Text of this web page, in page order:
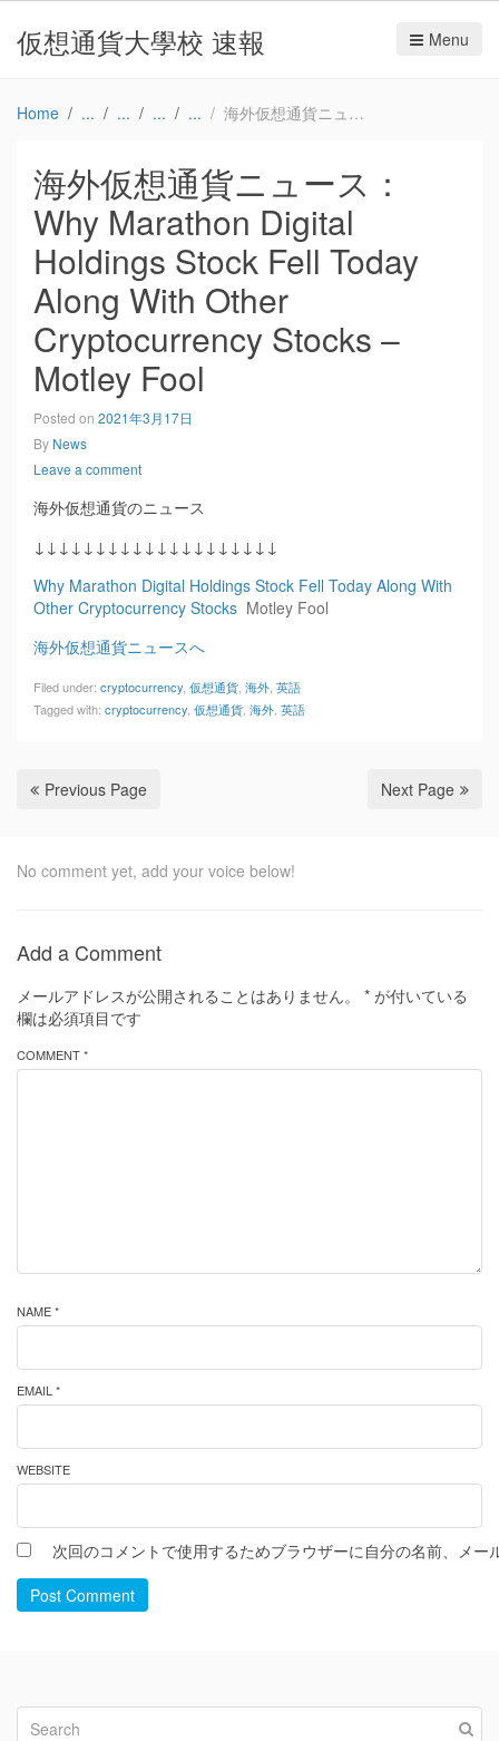
仮想通貨大學校 速報 Menu
Home 海外仮想通貨ニュース：Why Marathon Digital Holdings Stock Fell Today Along With Other Cryptocurrency Stocks – Motley Fool
海外仮想通貨ニュース：
Why Marathon Digital
Holdings Stock Fell Today
Along With Other
Cryptocurrency Stocks –
Motley Fool
Posted on 2021年3月17日
By News
Leave a comment
海外仮想通貨のニュース
↓↓↓↓↓↓↓↓↓↓↓↓↓↓↓↓↓↓↓↓
Why Marathon Digital Holdings Stock Fell Today Along With
Other Cryptocurrency Stocks Motley Fool
海外仮想通貨ニュースへ
Filed under: cryptocurrency 仮想通貨 海外 英語
Tagged with: cryptocurrency 仮想通貨 海外 英語
Previous Page Next Page
No comment yet, add your voice below!
Add a Comment
メールアドレスが公開されることはありません。 * が付いている
欄は必須項目です
COMMENT *
NAME *
EMAIL *
WEBSITE
次回のコメントで使用するためブラウザーに自分の名前、メー
Post Comment